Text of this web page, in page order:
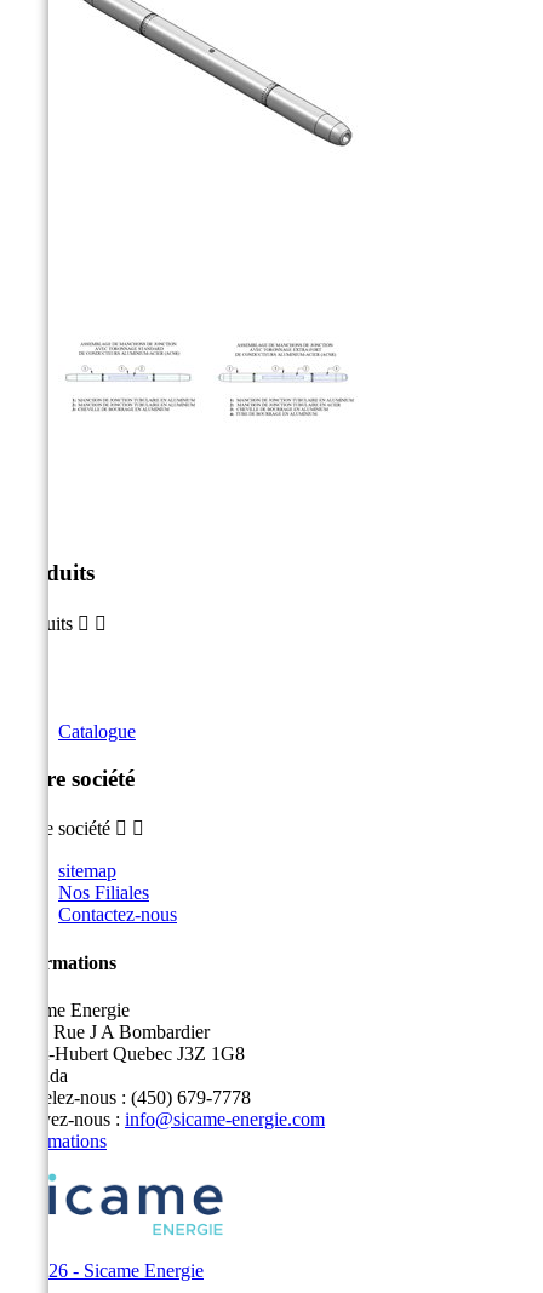
Produits
Produits  
Catalogue
Notre société
Notre société  
sitemap
Nos Filiales
Contactez-nous
Informations
Sicame Energie
5400 Rue J A Bombardier
Saint-Hubert Quebec J3Z 1G8
Canada
Appelez-nous : (450) 679-7778
Écrivez-nous : info@sicame-energie.com
Informations
© 2026 - Sicame Energie